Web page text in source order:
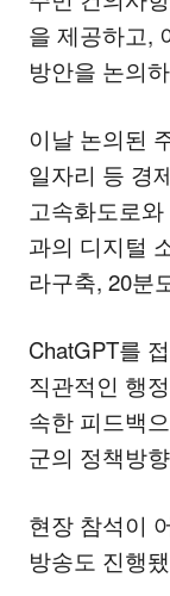
을 제공하고,
방안을 논의
이날 논의된
일자리 등 경
고속화도로
과의 디지털
라구축, 20분
ChatGPT를
직관적인 행
속한 피드백
군의 정책방
현장 참석이
방송도 진행